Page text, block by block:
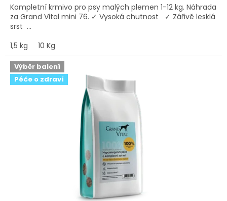
Kompletní krmivo pro psy malých plemen 1-12 kg. Náhrada
za Grand Vital mini 76. ✓ Vysoká chutnost ✓ Zářivě lesklá
srst ...
1,5 kg
10 Kg
Výběr balení
Péče o zdraví